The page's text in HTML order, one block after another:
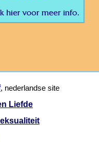
, nederlandse site
Liefde